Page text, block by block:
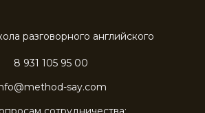
разговорного английского
8 931 105 95 00
say.com